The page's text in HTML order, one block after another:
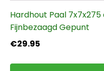
Hardhout Paal
Fijnbezaagd Gepunt
€29.95